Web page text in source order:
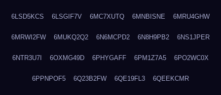
6LSD5KCS 6LSGIF7V 6MC7XUTQ 6MNBISNE 6MRU4GHW
6MRWI2FW 6MUKQ2Q2 6N6MCPD2 6N8H9PB2 6NS1JPER
6NTR3U7I 6OXMG49D 6PHYGAFF 6PM1Z7A5 6PO2WC0X
6PPNPOF5 6Q23B2FW 6QE19FL3 6QEEKCMR